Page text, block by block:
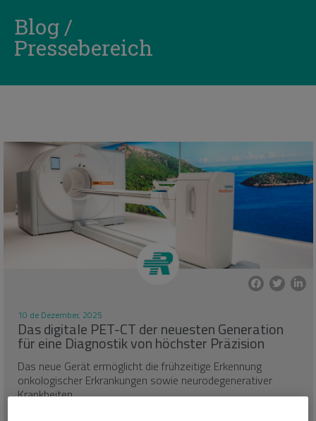
Blog /
Pressebereich
10 de Dezember, 2025
Das digitale PET-CT der neuesten Generation
für eine Diagnostik von höchster Präzision
Das neue Gerät ermöglicht die frühzeitige Erkennung
onkologischer Erkrankungen sowie neurodegenerativer
Krankheiten...